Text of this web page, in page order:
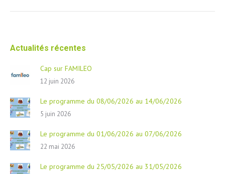
Actualités récentes
Cap sur FAMILEO
12 juin 2026
Le programme du 08/06/2026 au 14/06/2026
5 juin 2026
Le programme du 01/06/2026 au 07/06/2026
22 mai 2026
Le programme du 25/05/2026 au 31/05/2026